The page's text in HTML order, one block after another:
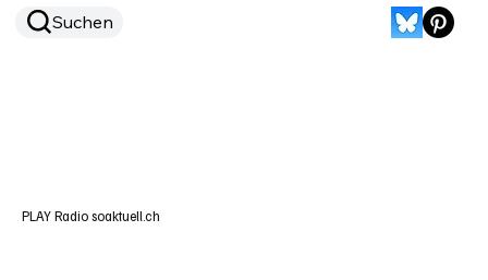
Suchen
PLAY Radio soaktuell.ch